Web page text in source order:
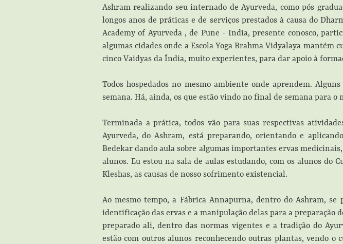
Ashram realizando seu internado de Ayurveda, como pós
longos anos de práticas e de serviços prestados à causa do
Academy of Ayurveda , de Pune - India, presente conosco,
algumas cidades onde a Escola Yoga Brahma Vidyalaya mantém
cinco Vaidyas da Índia, muito experientes, para dar apoio à
Todos hospedados no mesmo ambiente onde aprendem.
semana. Há, ainda, os que estão vindo no final de semana para o
Terminada a prática, todos vão para suas respectivas
Ayurveda, do Ashram, está preparando, orientando e
Bedekar dando aula sobre algumas importantes ervas
alunos. Eu estou na sala de aulas estudando, com os alunos do
Kleshas, as causas de nosso sofrimento existencial.
Ao mesmo tempo, a Fábrica Annapurna, dentro do Ashram,
identificação das ervas e a manipulação delas para a preparação
preparado ali, dentro das normas vigentes e a tradição do
estão com outros alunos reconhecendo outras plantas, vendo